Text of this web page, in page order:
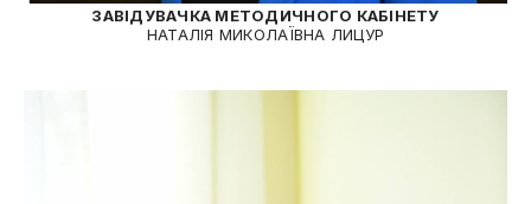
ЗАВІДУВАЧКА МЕТОДИЧНОГО КАБІНЕТУ
НАТАЛІЯ МИКОЛАЇВНА ЛИЦУР